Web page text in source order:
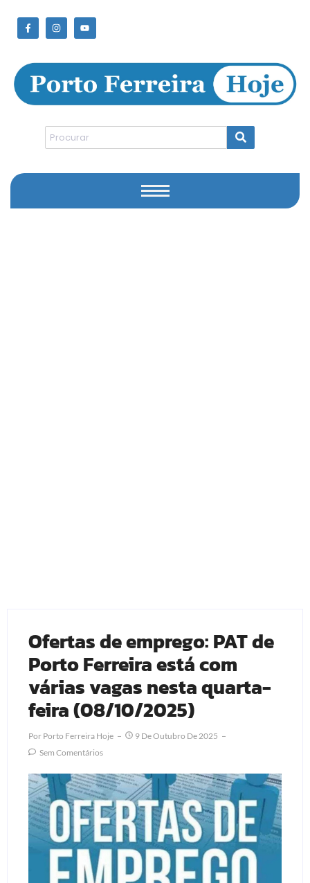
Ofertas de emprego: PAT de
Porto Ferreira está com
várias vagas nesta quarta-
feira (08/10/2025)
Por Porto Ferreira Hoje
9 De Outubro De 2025
Sem Comentários